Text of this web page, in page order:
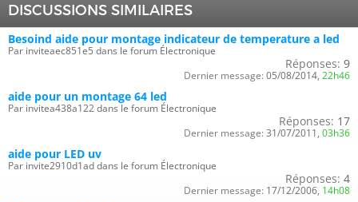
DISCUSSIONS SIMILAIRES
Besoind aide pour montage indicateur de temperature a led
Par inviteaec851e5 dans le forum Électronique
Réponses: 9
Dernier message: 05/08/2014, 22h46
aide pour un montage 64 led
Par invitea438a122 dans le forum Électronique
Réponses: 17
Dernier message: 31/07/2011, 03h36
aide pour LED uv
Par invite2910d1ad dans le forum Électronique
Réponses: 4
Dernier message: 17/12/2006, 14h08